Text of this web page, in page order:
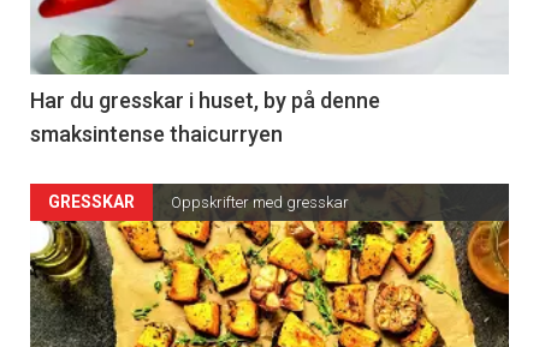
Har du gresskar i huset, by på denne
smaksintense thaicurryen
GRESSKAR Oppskrifter med gresskar